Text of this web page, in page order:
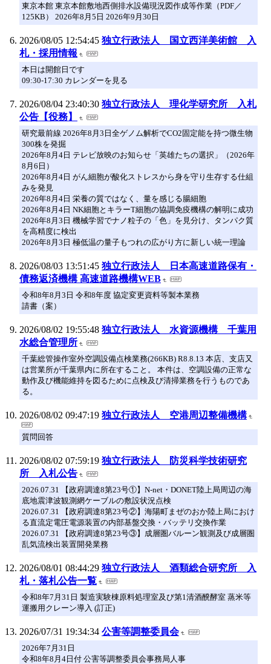
東京本館 東京本館敷地西側排水設備現況図作成等作業（PDF／
125KB） 2026年8月5日 2026年9月30日
2026/08/05 12:54:45 独立行政法人 国立西洋美術館 入
札・採用情報
本日は開館日です
09:30-17:30 カレンダーを見る
2026/08/04 23:40:30 独立行政法人 理化学研究所 入札
公告【役務】
研究最前線 2026年8月3日全ゲノム解析でCO2固定能を持つ微生物
300株を発掘
2026年8月4日 テレビ放映のお知らせ「英雄たちの選択」（2026年
8月6日）
2026年8月4日 がん細胞が酸化ストレスから身を守り生存する仕組
みを発見
2026年8月4日 栄養の質ではなく、量を感じる腸細胞
2026年8月4日 NK細胞とキラーT細胞の協調免疫機構の解明に成功
2026年8月3日 機械学習でナノ粒子の「色」を見分け、タンパク質
を高精度に検出
2026年8月3日 極低温の量子もつれの広がり方に新しい統一理論
2026/08/03 13:51:45 独立行政法人 日本高速道路保有・
債務返済機構 高速道路機構WEB
令和8年8月3日 令和8年度 協定変更資料等製本業務
請書（案）
2026/08/02 19:55:48 独立行政法人 水資源機構 千葉用
水総合管理所
千葉総管操作室外空調設備点検業務(266KB) R8.8.13 本店、支店又
は営業所が千葉県内に所在すること。 本件は、空調設備の正常な
動作及び機能維持を図るために点検及び清掃業務を行うものであ
る。
2026/08/02 09:47:19 独立行政法人 空港周辺整備機構
質問回答
2026/08/02 07:59:19 独立行政法人 防災科学技術研究
所 入札公告
2026.07.31 【政府調達8第23号①】N-net・DONET陸上局周辺の海
底地震津波観測網ケーブルの敷設状況点検
2026.07.31 【政府調達8第23号②】海陽町まぜのおか陸上局におけ
る直流定電圧電源装置の内部基盤交換・バッテリ交換作業
2026.07.31 【政府調達8第23号③】成層圏バルーン観測及び成層圏
乱気流検出装置開発業務
2026/08/01 08:44:29 独立行政法人 酒類総合研究所 入
札・落札公告一覧
令和8年7月31日 製造実験棟原料処理室及び第1清酒醗酵室 蒸米等
運搬用クレーン導入 (訂正)
2026/07/31 19:34:34 公害等調整委員会
2026年7月31日
令和8年8月4日付 公害等調整委員会事務局人事